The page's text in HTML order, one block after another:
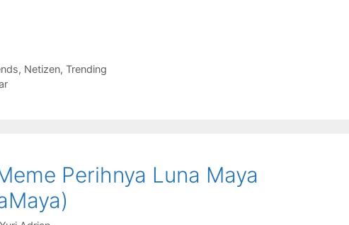
, Netizen, Trending
Perihnya Luna Maya